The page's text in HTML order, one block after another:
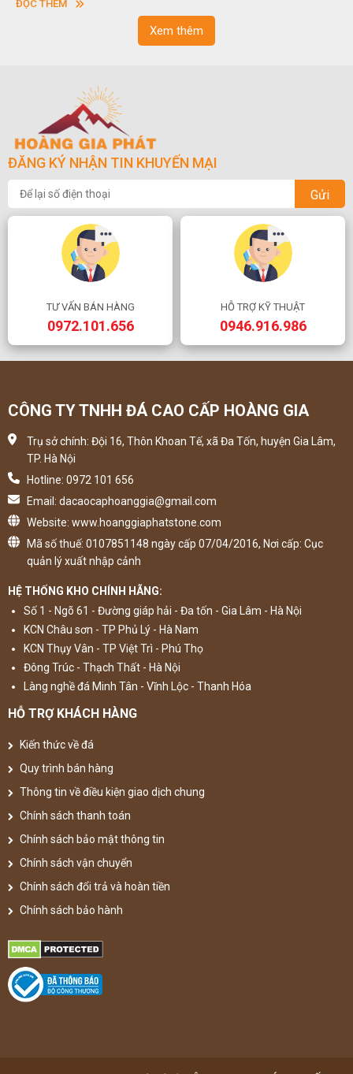
Xem thêm
ĐĂNG KÝ NHẬN TIN KHUYẾN MẠI
Gửi
TƯ VẤN BÁN HÀNG
0972.101.656
HỖ TRỢ KỸ THUẬT
0946.916.986
CÔNG TY TNHH ĐÁ CAO CẤP HOÀNG GIA
Trụ sở chính: Đội 16, Thôn Khoan Tế, xã Đa Tốn, huyện Gia Lâm,
TP. Hà Nội
Hotline: 0972 101 656
Email: dacaocaphoanggia@gmail.com
Website: www.hoanggiaphatstone.com
Mã số thuế: 0107851148 ngày cấp 07/04/2016, Nơi cấp: Cục
quản lý xuất nhập cảnh
HỆ THỐNG KHO CHÍNH HÃNG:
Số 1 - Ngõ 61 - Đường giáp hải - Đa tốn - Gia Lâm - Hà Nội
KCN Châu sơn - TP Phủ Lý - Hà Nam
KCN Thụy Vân - TP Việt Trì - Phú Thọ
Đông Trúc - Thạch Thất - Hà Nội
Làng nghề đá Minh Tân - Vĩnh Lộc - Thanh Hóa
HỖ TRỢ KHÁCH HÀNG
Kiến thức về đá
Quy trình bán hàng
Thông tin về điều kiện giao dịch chung
Chính sách thanh toán
Chính sách bảo mật thông tin
Chính sách vận chuyển
Chính sách đổi trả và hoàn tiền
Chính sách bảo hành